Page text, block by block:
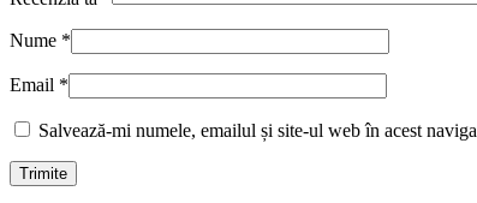
Nume *
Email *
Salvează-mi numele, emailul și site-ul web în acest